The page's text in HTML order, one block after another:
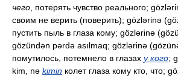
чего , потерять чувство реального;
своим не верить (поверить); gözlərinə
пустить пыль в глаза кому; gözlərinə
gözündən pərdə asılmaq; gözlərinə
помутилось, потемнело в глазах у кого;
kim, nə kimin колет глаза кому кто, что;